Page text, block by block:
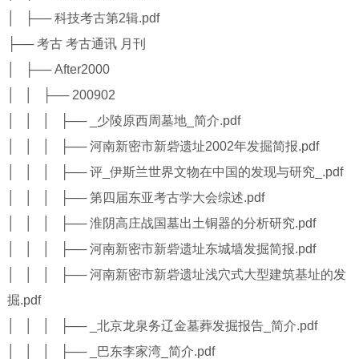
│ ├── 科技考古第2辑.pdf
├── 考古 考古通讯 月刊
│ ├── After2000
│ │ ├── 200902
│ │ │ ├── _少陵原西周墓地_简介.pdf
│ │ │ ├── 河南新密市新砦遗址2002年发掘简报.pdf
│ │ │ ├── 评_伊斯兰世界文物在中国的发现与研究_.pdf
│ │ │ ├── 第四届东亚考古学大会综述.pdf
│ │ │ ├── 淮阴高庄战国墓出土铜器的分析研究.pdf
│ │ │ ├── 河南新密市新砦遗址东城墙发掘简报.pdf
│ │ │ ├── 河南新密市新砦遗址浅穴式大型建筑基址的发
掘.pdf
│ │ │ ├── _北京龙泉务辽金墓葬发掘报告_简介.pdf
│ │ │ ├── _巴东李家湾_简介.pdf